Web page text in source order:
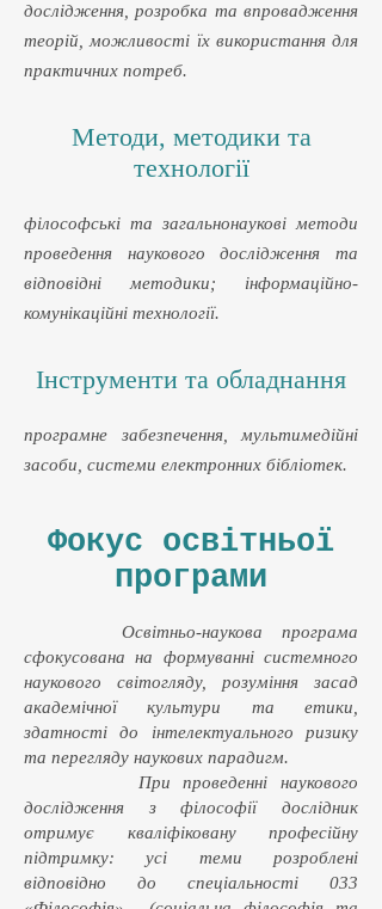
дослідження, розробка та впровадження
теорій, можливості їх використання для
практичних потреб.
Методи, методики та
технології
філософські та загальнонаукові методи
проведення наукового дослідження та
відповідні методики; інформаційно-
комунікаційні технології.
Інструменти та обладнання
програмне забезпечення, мультимедійні
засоби, системи електронних бібліотек.
Фокус освітньої
програми
Освітньо-наукова програма
сфокусована на формуванні системного
наукового світогляду, розуміння засад
академічної культури та етики,
здатності до інтелектуального ризику
та перегляду наукових парадигм.
При проведенні наукового
дослідження з філософії дослідник
отримує кваліфіковану професійну
підтримку: усі теми розроблені
відповідно до спеціальності 033